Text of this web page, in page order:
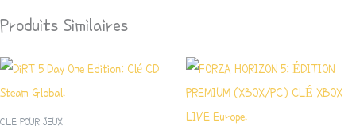
Produits Similaires
CLE POUR JEUX